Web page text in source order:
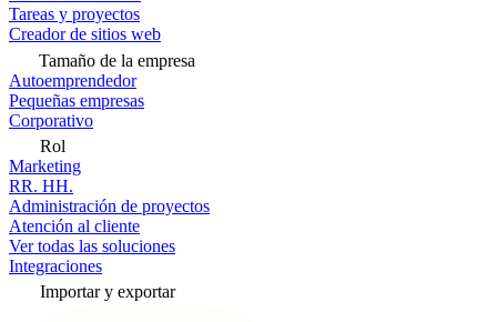
Tareas y proyectos
Creador de sitios web
Tamaño de la empresa
Autoemprendedor
Pequeñas empresas
Corporativo
Rol
Marketing
RR. HH.
Administración de proyectos
Atención al cliente
Ver todas las soluciones
Integraciones
Importar y exportar